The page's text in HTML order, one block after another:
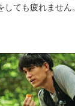
せん。 また、施設内には
プ場、テニスコ
りの体験できる